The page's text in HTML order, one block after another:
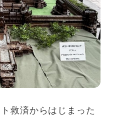
救済からはじまった